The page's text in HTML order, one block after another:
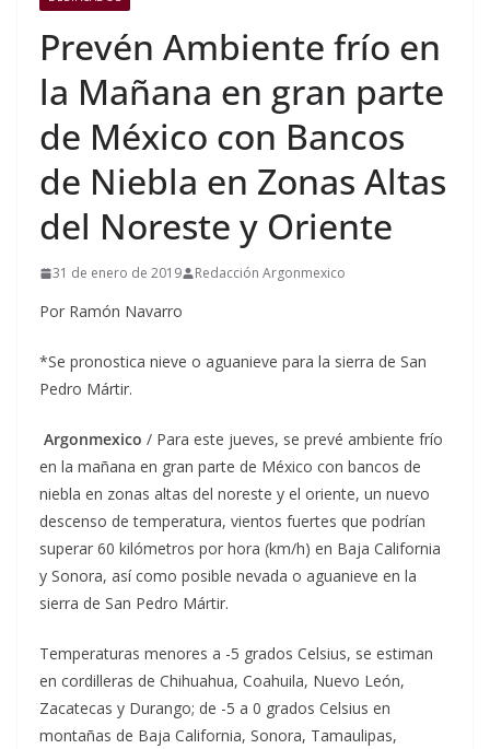
Prevén Ambiente frío en
la Mañana en gran parte
de México con Bancos
de Niebla en Zonas Altas
del Noreste y Oriente
31 de enero de 2019 Redacción Argonmexico
Por Ramón Navarro
*Se pronostica nieve o aguanieve para la sierra de San
Pedro Mártir.
Argonmexico / Para este jueves, se prevé ambiente frío
en la mañana en gran parte de México con bancos de
niebla en zonas altas del noreste y el oriente, un nuevo
descenso de temperatura, vientos fuertes que podrían
superar 60 kilómetros por hora (km/h) en Baja California
y Sonora, así como posible nevada o aguanieve en la
sierra de San Pedro Mártir.
Temperaturas menores a -5 grados Celsius, se estiman
en cordilleras de Chihuahua, Coahuila, Nuevo León,
Zacatecas y Durango; de -5 a 0 grados Celsius en
montañas de Baja California, Sonora, Tamaulipas,